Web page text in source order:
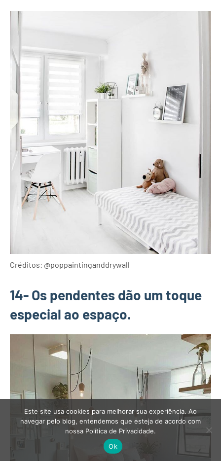
Créditos: @poppaintinganddrywall
14- Os pendentes dão um toque
especial ao espaço.
Este site usa cookies para melhorar sua experiência. Ao
navegar pelo blog, entendemos que esteja de acordo com
nossa Política de Privacidade.
Ok